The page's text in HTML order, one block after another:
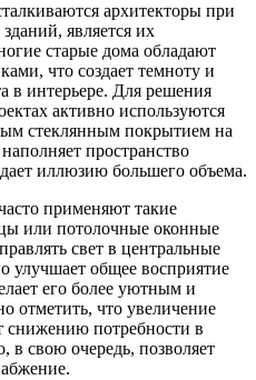
архитекторы при
является их
старые дома обладают
что создает темноту и
в интерьере. Для решения
активно используются
стеклянным покрытием на
пространство
иллюзию большего объема.
применяют такие
или потолочные оконные
свет в центральные
улучшает общее восприятие
его более уютным и
отметить, что увеличение
снижению потребности в
в свою очередь, позволяет